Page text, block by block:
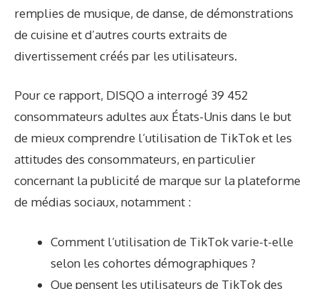
remplies de musique, de danse, de démonstrations
de cuisine et d’autres courts extraits de
divertissement créés par les utilisateurs.
Pour ce rapport, DISQO a interrogé 39 452
consommateurs adultes aux États-Unis dans le but
de mieux comprendre l’utilisation de TikTok et les
attitudes des consommateurs, en particulier
concernant la publicité de marque sur la plateforme
de médias sociaux, notamment :
Comment l’utilisation de TikTok varie-t-elle
selon les cohortes démographiques ?
Que pensent les utilisateurs de TikTok des